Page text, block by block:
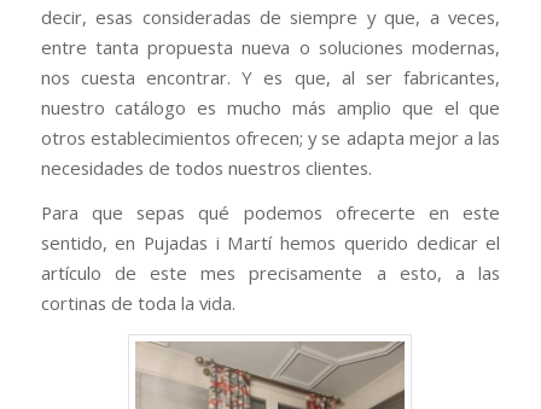
decir, esas consideradas de siempre y que, a veces,
entre tanta propuesta nueva o soluciones modernas,
nos cuesta encontrar. Y es que, al ser fabricantes,
nuestro catálogo es mucho más amplio que el que
otros establecimientos ofrecen; y se adapta mejor a las
necesidades de todos nuestros clientes.
Para que sepas qué podemos ofrecerte en este
sentido, en Pujadas i Martí hemos querido dedicar el
artículo de este mes precisamente a esto, a las
cortinas de toda la vida.